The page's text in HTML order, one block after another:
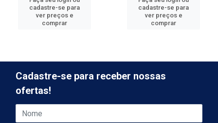
cadastre-se para
ver preços e
comprar
cadastre-se para
ver preços e
comprar
Cadastre-se para receber nossas
ofertas!